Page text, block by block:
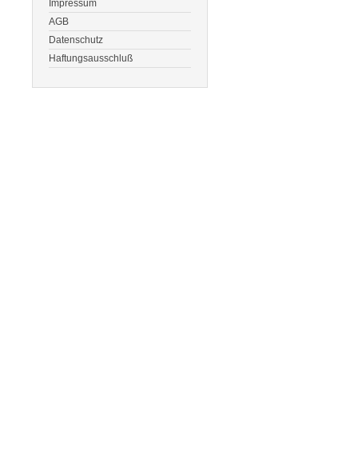
Impressum
AGB
Datenschutz
Haftungsausschluß